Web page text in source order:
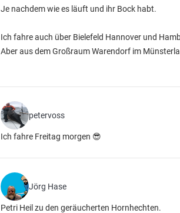
Je nachdem wie es läuft und ihr Bock habt.
Ich fahre auch über Bielefeld Hannover und
Aber aus dem Großraum Warendorf im
petervoss
Ich fahre Freitag morgen 😎
Jörg Hase
Petri Heil zu den geräucherten Hornhechten.